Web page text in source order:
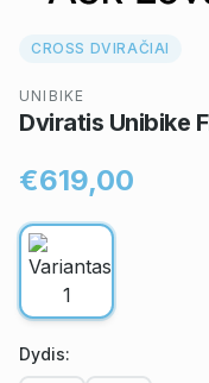
CROSS DVIRAČIAI
UNIBIKE
Dviratis Unibike
€619,00
Dydis: